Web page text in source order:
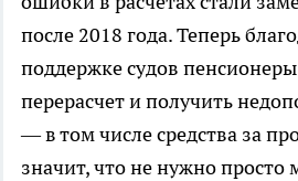
после 2018 года. Теперь
поддержке судов
перерасчет и получить
— в том числе средства за
значит, что не нужно просто